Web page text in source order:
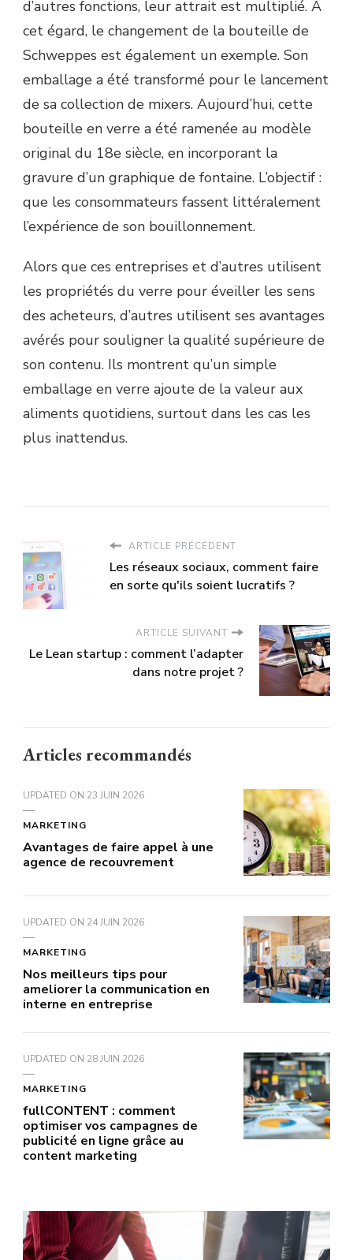
d’autres fonctions, leur attrait est multiplié. À
cet égard, le changement de la bouteille de
Schweppes est également un exemple. Son
emballage a été transformé pour le lancement
de sa collection de mixers. Aujourd’hui, cette
bouteille en verre a été ramenée au modèle
original du 18e siècle, en incorporant la
gravure d’un graphique de fontaine. L’objectif :
que les consommateurs fassent littéralement
l’expérience de son bouillonnement.
Alors que ces entreprises et d’autres utilisent
les propriétés du verre pour éveiller les sens
des acheteurs, d’autres utilisent ses avantages
avérés pour souligner la qualité supérieure de
son contenu. Ils montrent qu’un simple
emballage en verre ajoute de la valeur aux
aliments quotidiens, surtout dans les cas les
plus inattendus.
ARTICLE PRÉCÉDENT
Les réseaux sociaux, comment faire
en sorte qu'ils soient lucratifs ?
ARTICLE SUIVANT
Le Lean startup : comment l’adapter
dans notre projet ?
Articles recommandés
UPDATED ON 23 JUIN 2026
MARKETING
Avantages de faire appel à une
agence de recouvrement
UPDATED ON 24 JUIN 2026
MARKETING
Nos meilleurs tips pour
ameliorer la communication en
interne en entreprise
UPDATED ON 28 JUIN 2026
MARKETING
fullCONTENT : comment
optimiser vos campagnes de
publicité en ligne grâce au
content marketing